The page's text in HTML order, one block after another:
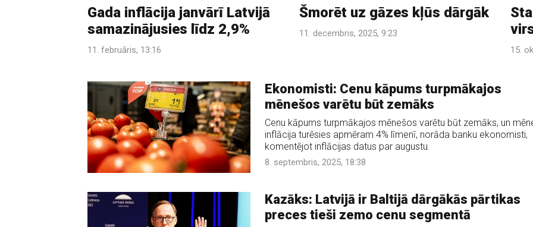
Gada inflācija janvārī Latvijā
samazinājusies līdz 2,9%
11. februāris, 13:16
Šmorēt uz gāzes kļūs dārgāk
11. decembris, 2025, 9:23
15.
Ekonomisti: Cenu kāpums turpmākajos
mēnešos varētu būt zemāks
Cenu kāpums turpmākajos mēnešos varētu būt zemāks, un
inflācija turēsies apmēram 4% līmenī, norāda banku ekonomisti,
komentējot inflācijas datus par augustu.
8. septembris, 2025, 18:38
Kaz­āks: Latvijā ir Baltijā dārgākās pārtikas
preces tieši zemo cenu segmentā